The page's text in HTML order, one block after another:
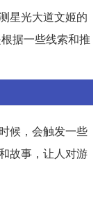
星光大道文姬的
据一些线索和推
候，会触发一些
故事，让人对游